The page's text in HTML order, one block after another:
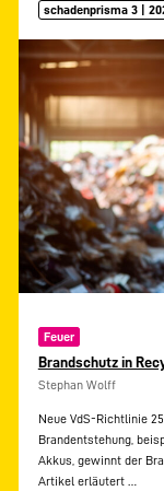
schadenprisma 3 |
Feuer
Brandschutz in
Stephan Wolff
Neue VdS-Richtlinie
Brandentstehung,
Akkus, gewinnt der
Artikel erläutert